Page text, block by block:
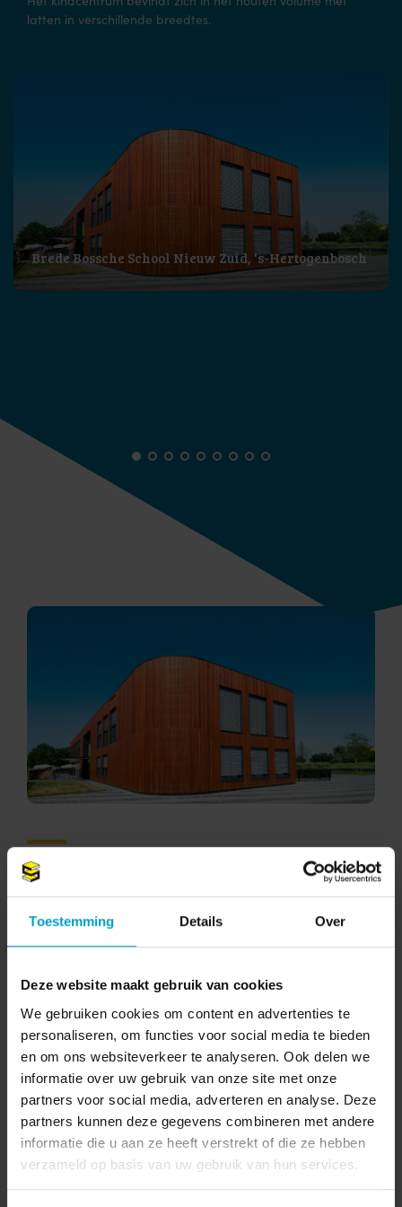
Toestemming Details Over
Deze website maakt gebruik van cookies
We gebruiken cookies om content en advertenties te
personaliseren, om functies voor social media te bieden
en om ons websiteverkeer te analyseren. Ook delen we
informatie over uw gebruik van onze site met onze
partners voor social media, adverteren en analyse. Deze
partners kunnen deze gegevens combineren met andere
informatie die u aan ze heeft verstrekt of die ze hebben
verzameld op basis van uw gebruik van hun services.
latten in verschillende breedtes.
Brede Bossche School Nieuw Zuid, 's-Hertogenbosch
Prijswinnend, passief kindcentrum
Het kindcentrum won de PassiefBouwen Award 2013; hét
bewijs dat de hoge ambities zijn waargemaakt. Er is amper
feite verwarmt het gebouw zichzelf met zoveel mogelijk
passieve energiebronnen, zoals de zon, de verlichting,
computers en lichaamswarmte. Hier speelt ook de bewuste
functiescheiding een rol. In het passieve gebouw clusteren
functies met een continuïteit in bezetting en tijd. Dat maakt
het eenvoudiger om een continu prettig binnenklimaat te
creëren met minimaal energiegebruik.
Meer over duurzaam bouwen en ontwikkelen